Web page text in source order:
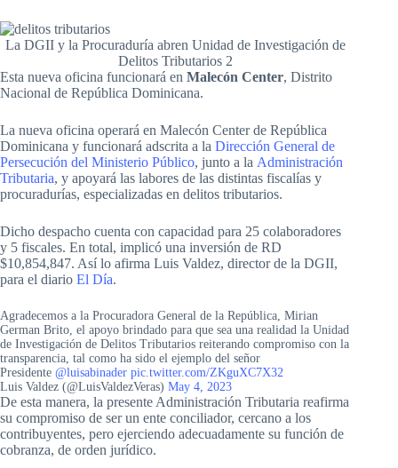
La DGII y la Procuraduría abren Unidad de Investigación de
Delitos Tributarios 2
Esta nueva oficina funcionará en Malecón Center, Distrito
Nacional de República Dominicana.
La nueva oficina operará en Malecón Center de República
Dominicana y funcionará adscrita a la Dirección General de
Persecución del Ministerio Público, junto a la Administración
Tributaria, y apoyará las labores de las distintas fiscalías y
procuradurías, especializadas en delitos tributarios.
Dicho despacho cuenta con capacidad para 25 colaboradores
y 5 fiscales. En total, implicó una inversión de RD
$10,854,847. Así lo afirma Luis Valdez, director de la DGII,
para el diario El Día.
Agradecemos a la Procuradora General de la República, Mirian
German Brito, el apoyo brindado para que sea una realidad la Unidad
de Investigación de Delitos Tributarios reiterando compromiso con la
transparencia, tal como ha sido el ejemplo del señor
Presidente @luisabinader pic.twitter.com/ZKguXC7X32
Luis Valdez (@LuisValdezVeras) May 4, 2023
De esta manera, la presente Administración Tributaria reafirma
su compromiso de ser un ente conciliador, cercano a los
contribuyentes, pero ejerciendo adecuadamente su función de
cobranza, de orden jurídico.